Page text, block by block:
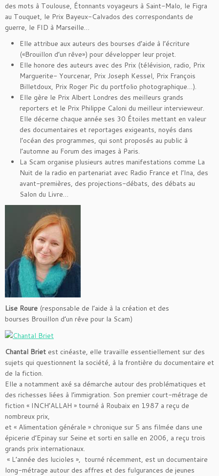
des mots à Toulouse, Étonnants voyageurs à Saint-Malo, le Figra
au Touquet, le Prix Bayeux-Calvados des correspondants de
guerre, le FID à Marseille…
Elle attribue aux auteurs des bourses d’aide à l’écriture
(«Brouillon d’un rêve») pour développer leur projet.
Elle honore des auteurs avec des Prix (télévision, radio, Prix
Marguerite- Yourcenar, Prix Joseph Kessel, Prix François
Billetdoux, Prix Roger Pic du portfolio photographique…).
Elle gère le Prix Albert Londres des meilleurs grands
reporters et le Prix Philippe Caloni du meilleur intervieweur.
Elle décerne chaque année ses 30 Étoiles mettant en valeur
des documentaires et reportages exigeants, noyés dans
l’océan des programmes, qui sont proposés au public à
l’automne au Forum des images à Paris.
La Scam organise plusieurs autres manifestations comme La
Nuit de la radio en partenariat avec Radio France et l’Ina, des
avant-premières, des projections-débats, des débats au
Salon du Livre…
Lise Roure (responsable de l’aide à la création et des
bourses Brouillon d’un rêve pour la Scam)
Chantal Briet est cinéaste, elle travaille essentiellement sur des
sujets qui questionnent la société, à la frontière du documentaire et
de la fiction.
Elle a notamment axé sa démarche autour des problématiques et
des richesses liées à l’immigration. Son premier court-métrage de
fiction « INCH’ALLAH » tourné à Roubaix en 1987 a reçu de
nombreux prix,
et « Alimentation générale » chronique sur 5 ans filmée dans une
épicerie d’Epinay sur Seine et sorti en salle en 2006, a reçu trois
grands prix internationaux.
« L’année des lucioles », tourné récemment, est un documentaire
long-métrage autour des affres et des fulgurances de jeunes